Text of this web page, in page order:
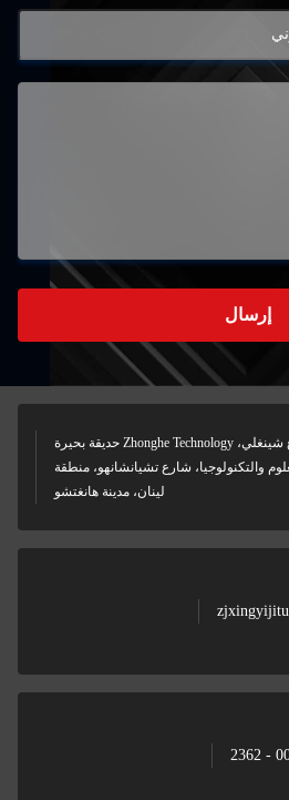
إرسال
888 شارع شينغلي، Zhonghe Technology حديقة بحيرة
والتكنولوجيا، شارع تشيانشانهو، منطقة
لينان، مدينة هانغتشو